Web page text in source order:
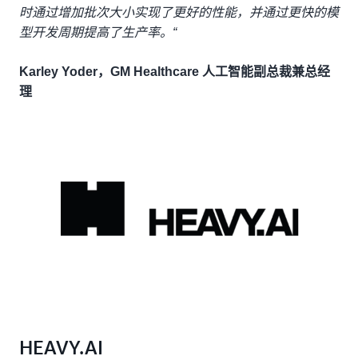
时通过增加批次大小实现了更好的性能，并通过更快的模
型开发周期提高了生产率。“
Karley Yoder，GM Healthcare 人工智能副总裁兼总经
理
HEAVY.AI